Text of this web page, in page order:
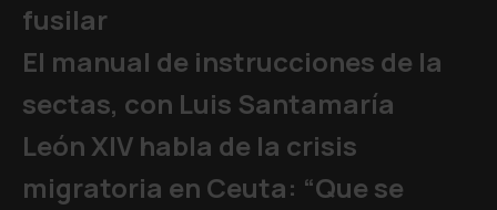
fusilar
El manual de instrucciones de la
sectas, con Luis Santamaría
León XIV habla de la crisis
migratoria en Ceuta: “Que se